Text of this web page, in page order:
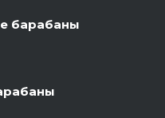
барабаны